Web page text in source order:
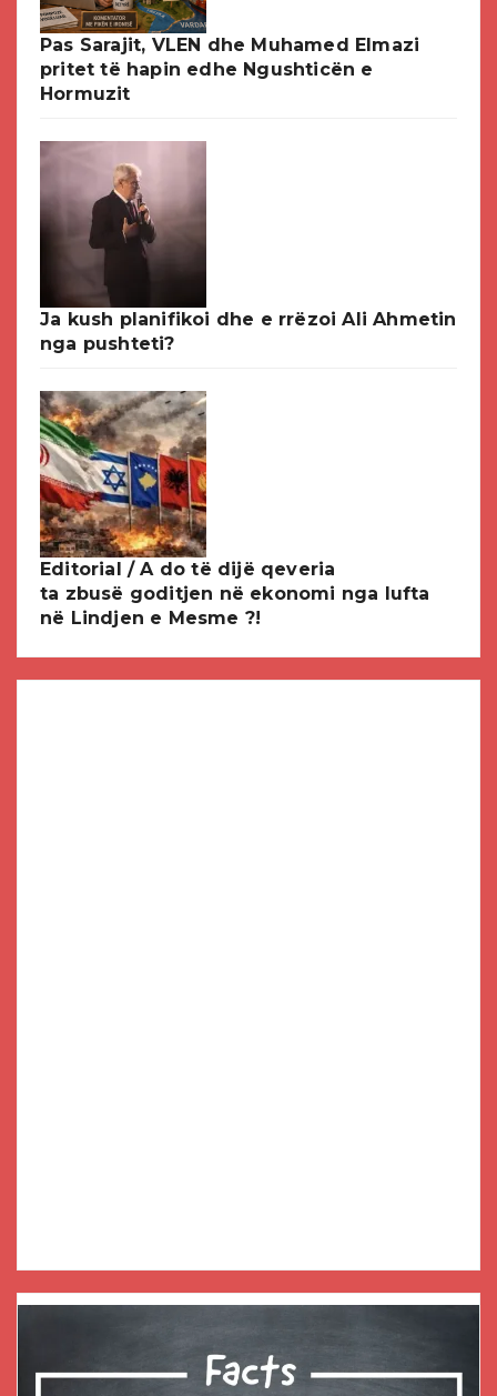
Pas Sarajit, VLEN dhe Muhamed Elmazi
pritet të hapin edhe Ngushticën e
Hormuzit
Ja kush planifikoi dhe e rrëzoi Ali Ahmetin
nga pushteti?
Editorial / A do të dijë qeveria
ta zbusë goditjen në ekonomi nga lufta
në Lindjen e Mesme ?!